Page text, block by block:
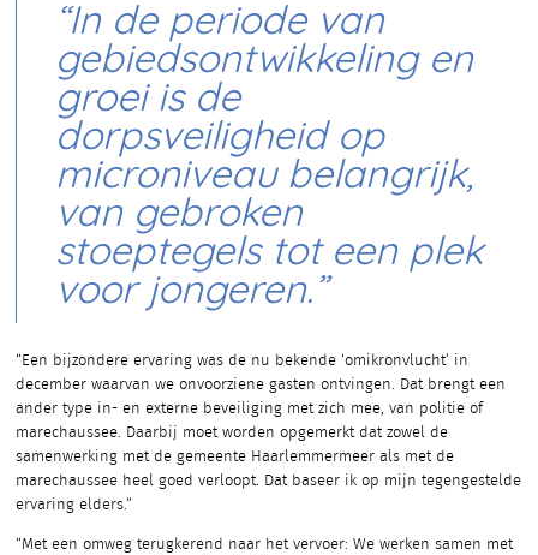
“In de periode van
gebiedsontwikkeling en
groei is de
dorpsveiligheid op
microniveau belangrijk,
van gebroken
stoeptegels tot een plek
voor jongeren.”
“Een bijzondere ervaring was de nu bekende ‘omikronvlucht’ in
december waarvan we onvoorziene gasten ontvingen. Dat brengt een
ander type in- en externe beveiliging met zich mee, van politie of
marechaussee. Daarbij moet worden opgemerkt dat zowel de
samenwerking met de gemeente Haarlemmermeer als met de
marechaussee heel goed verloopt. Dat baseer ik op mijn tegengestelde
ervaring elders.”
“Met een omweg terugkerend naar het vervoer: We werken samen met